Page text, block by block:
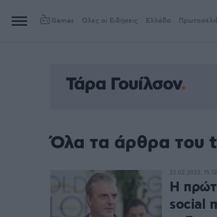
Games Όλες οι Ειδήσεις Ελλάδα
Τάρα Γουίλσον
Όλα τα άρθρα του
Η
social
22.02.2022, 15:12